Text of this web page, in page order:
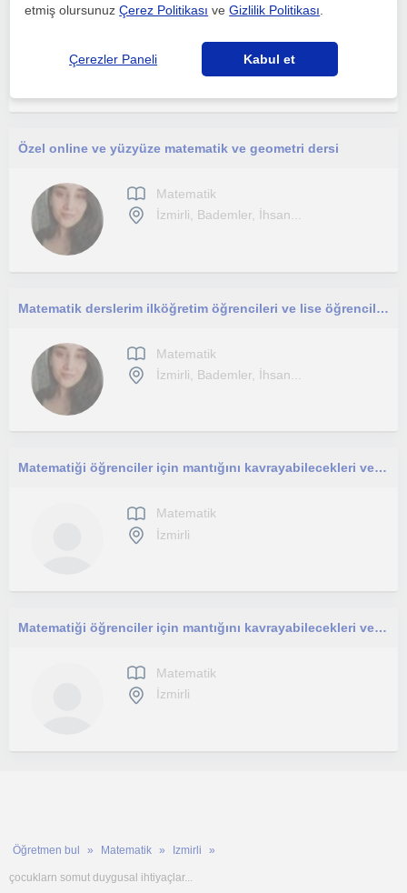
İzmirli
Özel online ve yüzyüze matematik ve geometri dersi
Matematik
İzmirli, Bademler, İhsan...
Matematik derslerim ilköğretim öğrencileri ve lise öğrencilerine yöneliktir.
Matematik
İzmirli, Bademler, İhsan...
Matematiği öğrenciler için mantığını kavrayabilecekleri ve sevebilecekleri bir ders haline getirmeyi hedefleyen bir öğretmen
Matematik
İzmirli
Matematiği öğrenciler için mantığını kavrayabilecekleri ve sevebilecekleri bir ders haline getirmeyi hedefleyen bir öğretmenim.
Matematik
İzmirli
Öğretmen bul Matematik Izmirli
çocuklarn somut duygusal ihtiyaçlar...
etmiş olursunuzÇerez Politikası veGizlilik Politikası
Çerezler Paneli Kabul et